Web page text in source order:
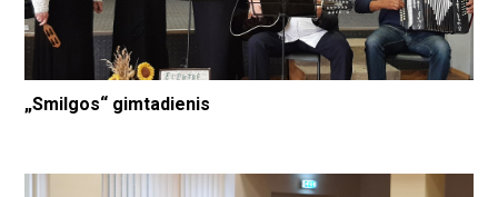
„Smilgos“ gimtadienis